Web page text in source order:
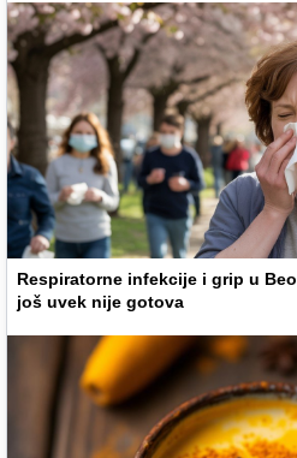
Respiratorne infekcije i grip u
još uvek nije gotova